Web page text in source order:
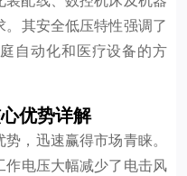
其安全低压特性强调了
自动化和医疗设备的方
优势详解
，迅速赢得市场青睐。
电压大幅减少了电击风